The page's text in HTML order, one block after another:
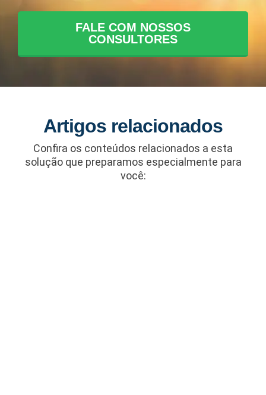
FALE COM NOSSOS
CONSULTORES
Artigos relacionados
Confira os conteúdos relacionados a esta
solução que preparamos especialmente para
você: